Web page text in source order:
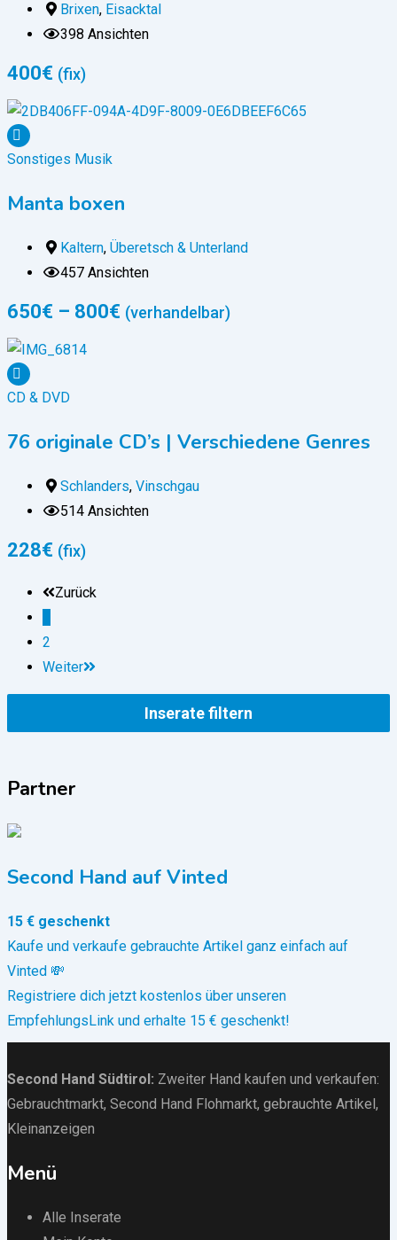
Brixen, Eisacktal
398 Ansichten
400€ (fix)
Sonstiges Musik
Manta boxen
Kaltern, Überetsch & Unterland
457 Ansichten
650€ – 800€ (verhandelbar)
CD & DVD
76 originale CD’s | Verschiedene Genres
Schlanders, Vinschgau
514 Ansichten
228€ (fix)
Zurück
2
Weiter
Inserate filtern
Partner
Second Hand auf Vinted
15 € geschenkt
Kaufe und verkaufe gebrauchte Artikel ganz einfach auf
Vinted 💸
Registriere dich jetzt kostenlos über unseren
EmpfehlungsLink und erhalte 15 € geschenkt!
Second Hand Südtirol : Zweiter Hand kaufen und verkaufen:
Gebrauchtmarkt, Second Hand Flohmarkt, gebrauchte Artikel ,
Kleinanzeigen
Menü
Alle Inserate